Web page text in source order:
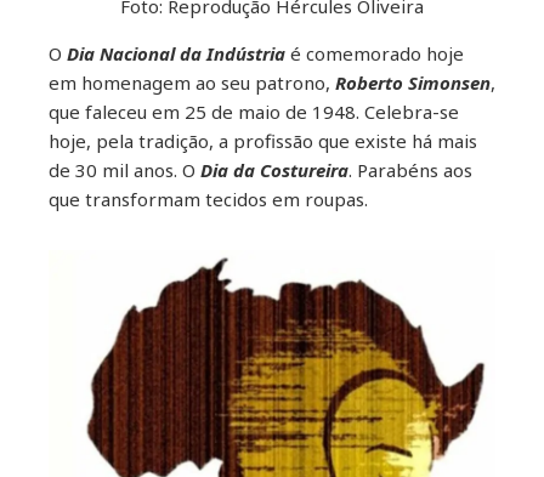
Foto: Reprodução Hércules Oliveira
O Dia Nacional da Indústria é comemorado hoje
em homenagem ao seu patrono, Roberto Simonsen,
que faleceu em 25 de maio de 1948. Celebra-se
hoje, pela tradição, a profissão que existe há mais
de 30 mil anos. O Dia da Costureira. Parabéns aos
que transformam tecidos em roupas.